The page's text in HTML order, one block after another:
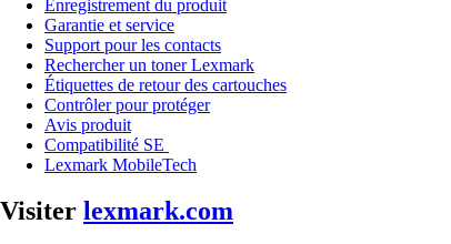
Enregistrement du produit
Garantie et service
Support pour les contacts
Rechercher un toner Lexmark
Étiquettes de retour des cartouches
Contrôler pour protéger
Avis produit
Compatibilité SE
Lexmark MobileTech
Visiter lexmark.com